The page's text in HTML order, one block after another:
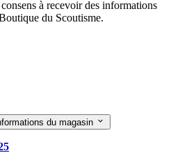
à recevoir des informations
du Scoutisme.
du magasin 